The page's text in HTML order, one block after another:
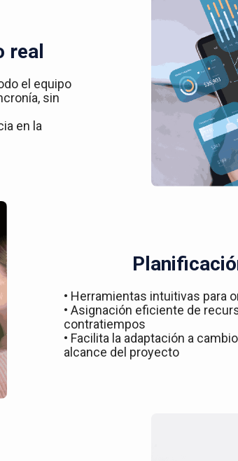
real
el equipo
sin
en la
• Herramientas intuitivas para
• Asignación eficiente de
contratiempos
• Facilita la adaptación a
alcance del proyecto